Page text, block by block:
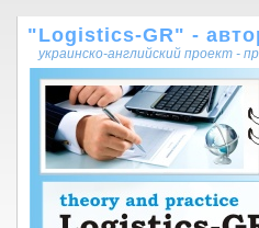
"Logistics-GR" -
украинско-английский проект -